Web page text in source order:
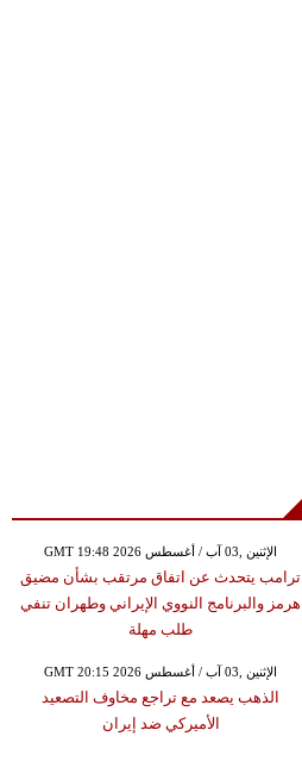
GMT 19:48 2026 الإثنين ,03 آب / أغسطس
ترامب يتحدث عن اتفاق مرتقب بشأن مضيق
هرمز والبرنامج النووي الإيراني وطهران تنفي
طلب مهلة
GMT 20:15 2026 الإثنين ,03 آب / أغسطس
الذهب يصعد مع تراجع مخاوف التصعيد
الأميركي ضد إيران